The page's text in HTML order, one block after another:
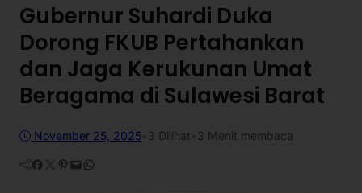
Gubernur Suhardi Duka
Dorong FKUB Pertahankan
dan Jaga Kerukunan Umat
Beragama di Sulawesi Barat
November 25, 2025 3 Dilihat 3 Menit membaca
Facebook Twitter Pinterest Mail WhatsApp